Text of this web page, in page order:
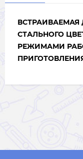
ВСТРАИВАЕМАЯ
СТАЛЬНОГО
РЕЖИМАМИ